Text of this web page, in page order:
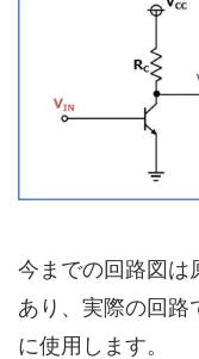
今までの回路図は
あり、実際の回路
に使用します。